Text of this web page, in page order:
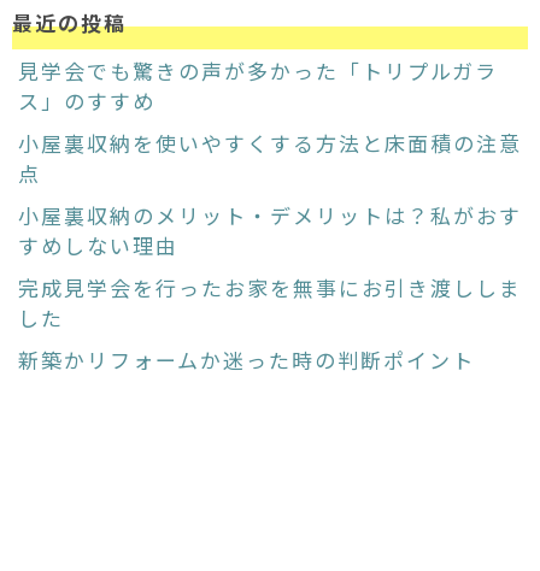
最近の投稿
見学会でも驚きの声が多かった「トリプルガラ
ス」のすすめ
小屋裏収納を使いやすくする方法と床面積の注意
点
小屋裏収納のメリット・デメリットは？私がおす
すめしない理由
完成見学会を行ったお家を無事にお引き渡ししま
した
新築かリフォームか迷った時の判断ポイント